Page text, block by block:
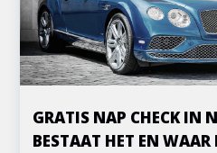
GRATIS NAP CHECK IN
BESTAAT HET EN WAAR